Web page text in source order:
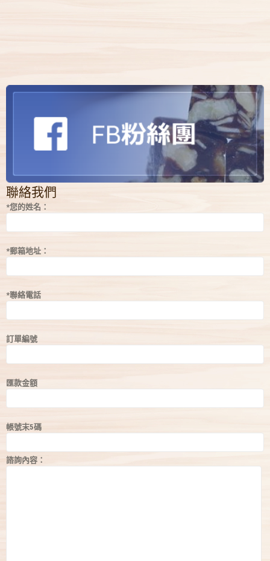
聯絡我們
*您的姓名：
*郵箱地址：
*聯絡電話
訂單編號
匯款金額
帳號末5碼
諮詢內容：